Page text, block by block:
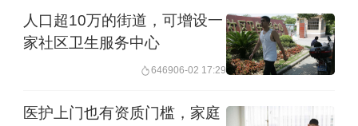
化的医院。”陈朝阳说。
国家卫生健康委员会发布的《2024年我
国卫生健康事业发展统计公报》显示，
人口超10万的街道，可增设一
家社区卫生服务中心
646906-02 17:29
医护上门也有资质门槛，家庭